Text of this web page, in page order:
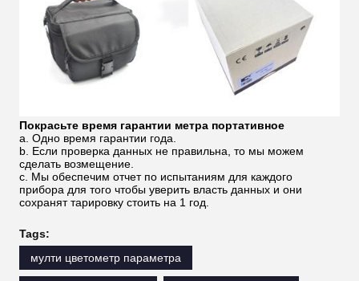
Покрасьте время гарантии метра портативное
a. Одно время гарантии года.
b. Если проверка данных не правильна, то мы можем
сделать возмещение.
c. Мы обеспечим отчет по испытаниям для каждого
прибора для того чтобы уверить власть данных и они
сохранят тарировку стоить на 1 год.
Tags:
мулти цветометр параметра